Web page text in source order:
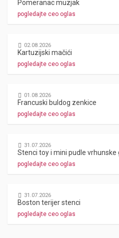
Pomeranac muzjak
pogledajte ceo oglas
02.08.2026
Kartuzijski mačići
pogledajte ceo oglas
01.08.2026
Francuski buldog zenkice
pogledajte ceo oglas
31.07.2026
Stenci toy i mini pudle vrhunske
pogledajte ceo oglas
31.07.2026
Boston terijer stenci
pogledajte ceo oglas